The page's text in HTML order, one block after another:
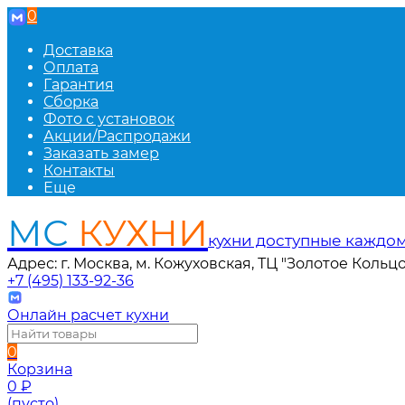
0
Доставка
Оплата
Гарантия
Сборка
Фото с установок
Акции/Распродажи
Заказать замер
Контакты
Еще
МС КУХНИ кухни доступные
Адрес: г. Москва, м. Кожуховская, ТЦ "Золотое
+7 (495) 133-92-36
Онлайн расчет кухни
0
Корзина
0 ₽